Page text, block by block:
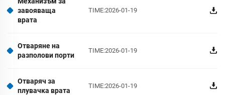
завояваща
врата
TIME:2026-01-19
Отваряне на
разполови порти
TIME:2026-01-19
Отваряч за
плувачка врата
TIME:2026-01-19